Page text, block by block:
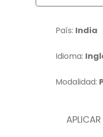
País: India
Idioma:
Modalidad: